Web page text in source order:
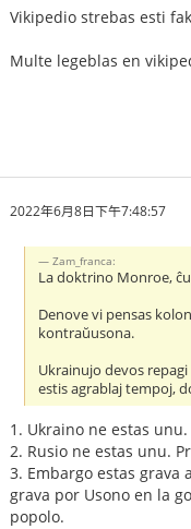
Vikipedio strebas esti
Multe legeblas en
2022年6月8日下午7:48:57
Zam_franca:
La doktrino Monroe,
Denove vi pensas
kontraŭusona.
Ukrainujo devos
estis agrablaj tempoj,
1. Ukraino ne estas unu.
2. Rusio ne estas unu.
3. Embargo estas
grava por Usono en la
popolo.